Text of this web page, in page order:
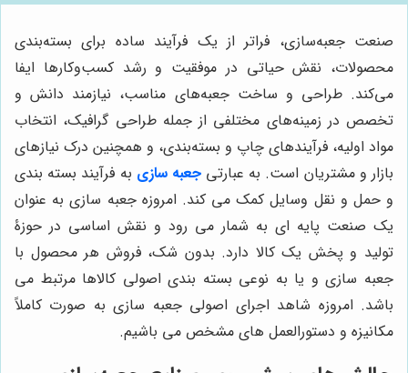
صنعت جعبه‌سازی، فراتر از یک فرآیند ساده برای بسته‌بندی
محصولات، نقش حیاتی در موفقیت و رشد کسب‌وکارها ایفا
می‌کند. طراحی و ساخت جعبه‌های مناسب، نیازمند دانش و
تخصص در زمینه‌های مختلفی از جمله طراحی گرافیک، انتخاب
مواد اولیه، فرآیندهای چاپ و بسته‌بندی، و همچنین درک نیازهای
بازار و مشتریان است. به عبارتیجعبه سازی به فرآیند بسته بندی
و حمل و نقل وسایل کمک می کند. امروزه جعبه سازی به عنوان
یک صنعت پایه ای به شمار می رود و نقش اساسی در حوزۀ
تولید و پخش یک کالا دارد. بدون شک، فروش هر محصول با
جعبه سازی و یا به نوعی بسته بندی اصولی کالاها مرتبط می
باشد. امروزه شاهد اجرای اصولی جعبه سازی به صورت کاملاً
مکانیزه و دستورالعمل های مشخص می باشیم.